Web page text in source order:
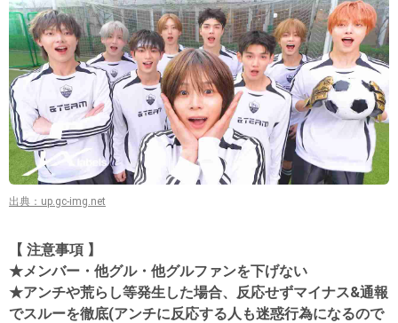
出典：up.gc-img.net
【 注意事項 】
★メンバー・他グル・他グルファンを下げない
★アンチや荒らし等発生した場合、反応せずマイナス&通報
でスルーを徹底(アンチに反応する人も迷惑行為になるので